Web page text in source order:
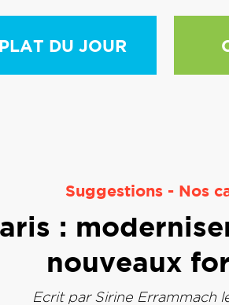
PLAT DU JOUR
Suggestions - Nos
:
nouveaux
Ecrit par Sirine Errammach